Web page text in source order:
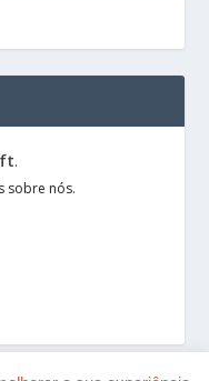
.
sobre nós.